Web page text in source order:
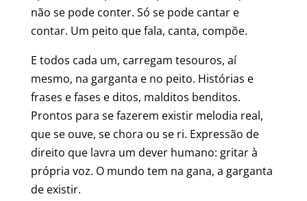
não se pode conter. Só se pode cantar e
contar. Um peito que fala, canta, compõe.
E todos cada um, carregam tesouros, aí
mesmo, na garganta e no peito. Histórias e
frases e fases e ditos, malditos benditos.
Prontos para se fazerem existir melodia real,
que se ouve, se chora ou se ri. Expressão de
direito que lavra um dever humano: gritar à
própria voz. O mundo tem na gana, a garganta
de existir.